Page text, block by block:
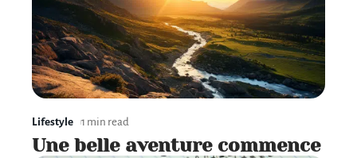
Lifestyle 1 min read
Une belle aventure commence